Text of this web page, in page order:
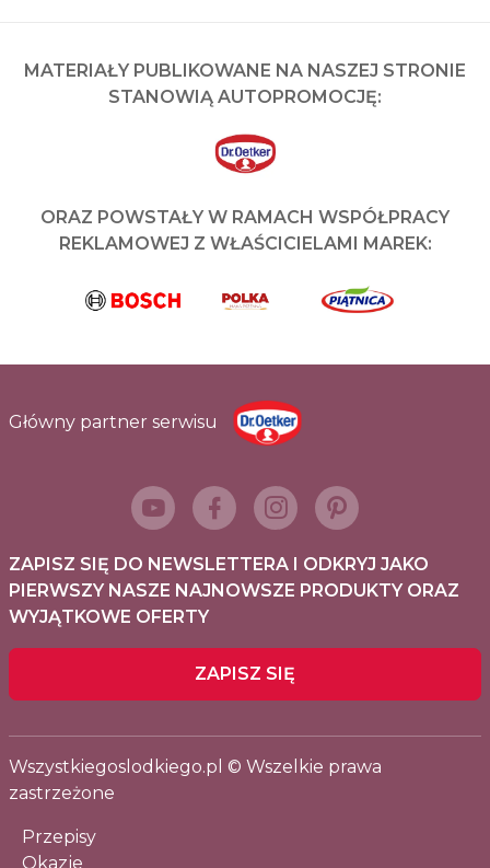
MATERIAŁY PUBLIKOWANE NA NASZEJ STRONIE
STANOWIĄ AUTOPROMOCJĘ:
ORAZ POWSTAŁY W RAMACH WSPÓŁPRACY
REKLAMOWEJ Z WŁAŚCICIELAMI MAREK:
Główny partner serwisu
ZAPISZ SIĘ DO NEWSLETTERA I ODKRYJ JAKO
PIERWSZY NASZE NAJNOWSZE PRODUKTY ORAZ
WYJĄTKOWE OFERTY
ZAPISZ SIĘ
Wszystkiegoslodkiego.pl © Wszelkie prawa
zastrzeżone
Przepisy
Okazje